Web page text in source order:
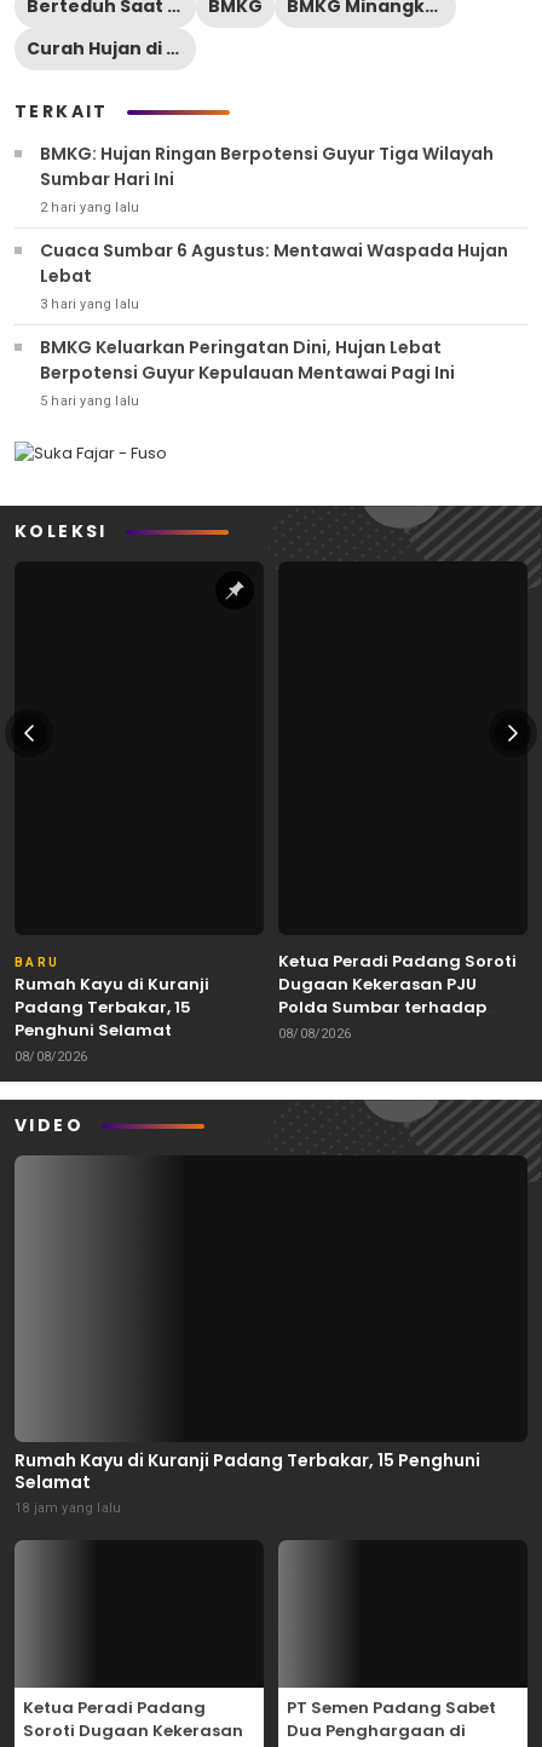
Berteduh Saat Hujan BMKG
BMKG Minangkabau
Curah Hujan di Sumbar
TERKAIT
BMKG: Hujan Ringan Berpotensi Guyur Tiga Wilayah
Sumbar Hari Ini
2 hari yang lalu
Cuaca Sumbar 6 Agustus: Mentawai Waspada Hujan
Lebat
3 hari yang lalu
BMKG Keluarkan Peringatan Dini, Hujan Lebat
Berpotensi Guyur Kepulauan Mentawai Pagi Ini
5 hari yang lalu
KOLEKSI
BARU
Rumah Kayu di Kuranji
Padang Terbakar, 15
Penghuni Selamat
08/08/2026
Ketua Peradi Padang Soroti
Dugaan Kekerasan PJU
Polda Sumbar terhadap
Sopir di Padang, Minta
08/08/2026
VIDEO
Rumah Kayu di Kuranji Padang Terbakar, 15 Penghuni
Selamat
18 jam yang lalu
Ketua Peradi Padang
Soroti Dugaan Kekerasan
PT Semen Padang Sabet
Dua Penghargaan di